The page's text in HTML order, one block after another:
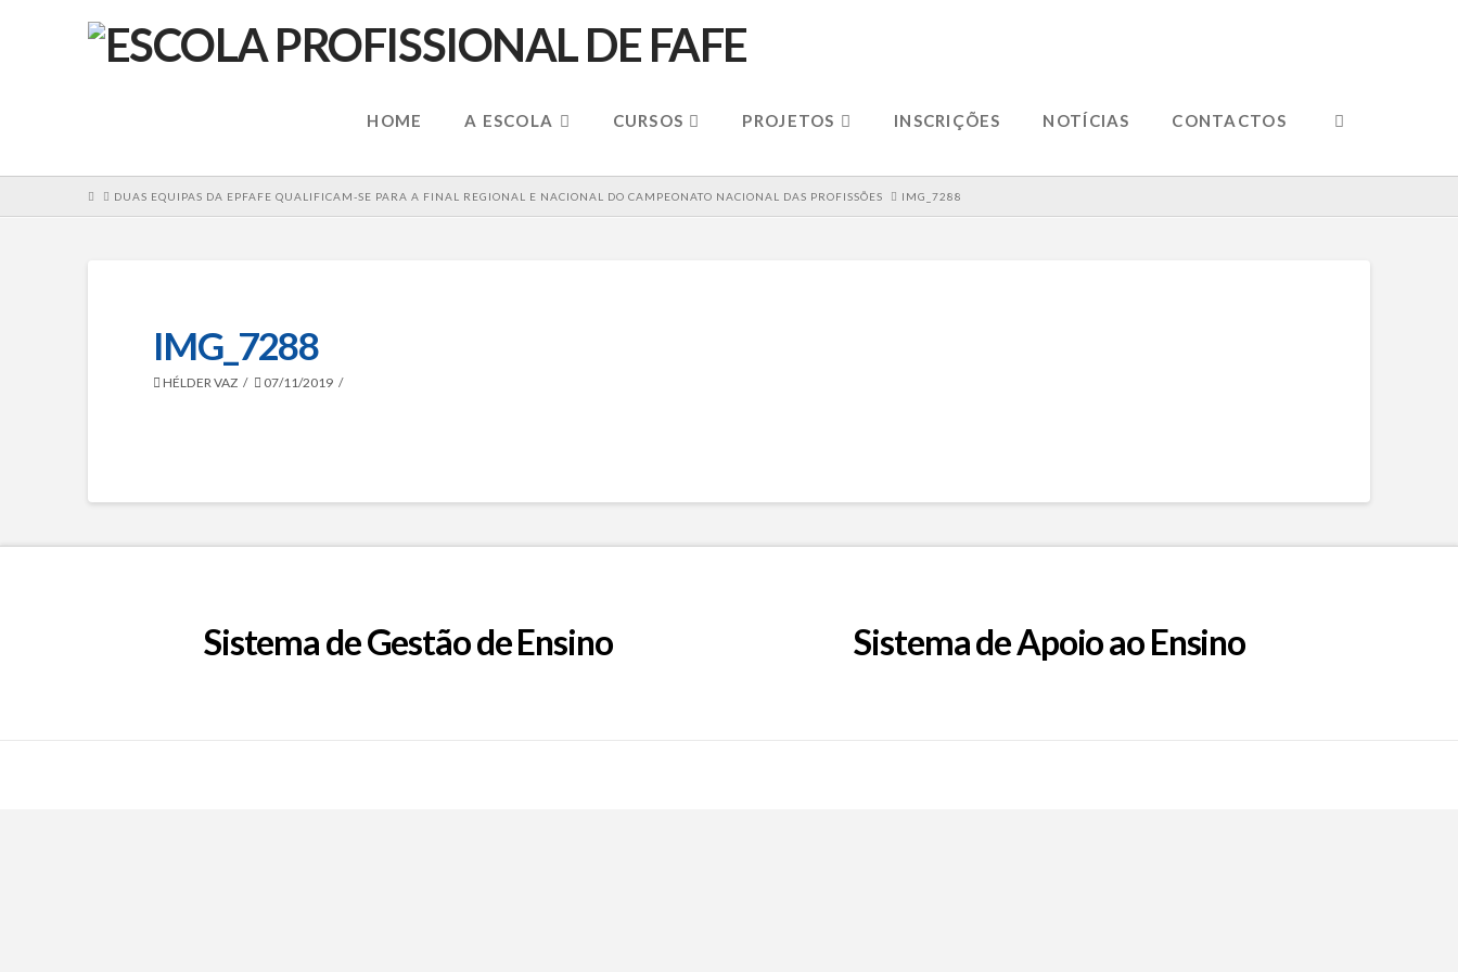
HOME A ESCOLA CURSOS PROJETOS INSCRIÇÕES NOTÍCIAS CONTACTOS
HOMEDUAS EQUIPAS DA EPFAFE QUALIFICAM-SE PARA A FINAL REGIONAL E NACIONAL DO CAMPEONATO NACIONAL DAS PROFISSÕES IMG_7288
IMG_7288
HÉLDER VAZ 07/11/2019
Sistema de Gestão de Ensino Sistema de Apoio ao Ensino